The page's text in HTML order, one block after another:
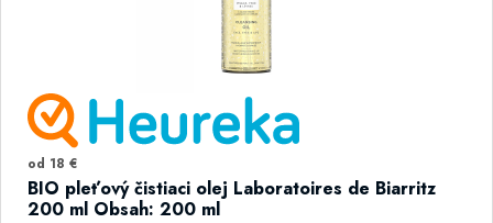
od 18 €
BIO pleťový čistiaci olej Laboratoires de Biarritz
200 ml Obsah: 200 ml